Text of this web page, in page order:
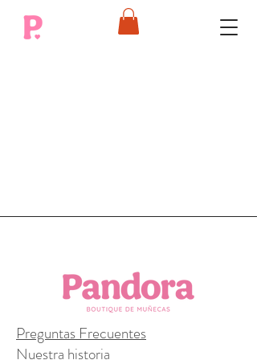
Preguntas Frecuentes
Nuestra historia